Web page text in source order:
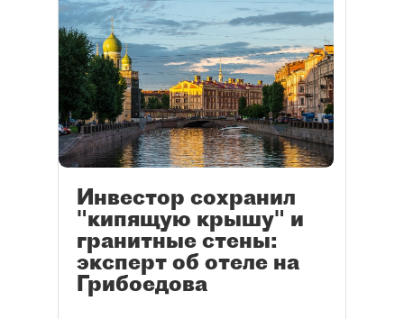
Инвестор сохранил
"кипящую крышу" и
гранитные стены:
эксперт об отеле на
Грибоедова